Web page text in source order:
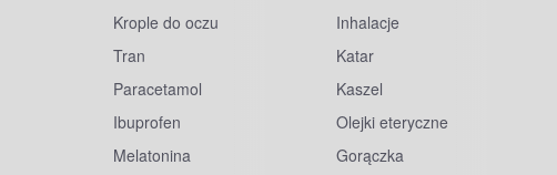
Krople do oczu
Tran
Paracetamol
Ibuprofen
Melatonina
Inhalacje
Katar
Kaszel
Olejki eteryczne
Gorączka